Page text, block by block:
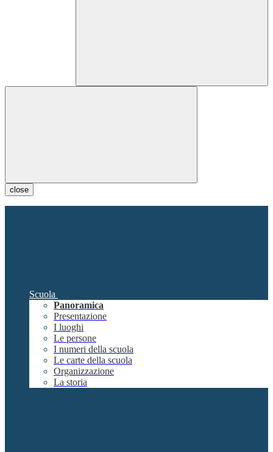
close
Scuola
Panoramica
Presentazione
I luoghi
Le persone
I numeri della scuola
Le carte della scuola
Organizzazione
La storia